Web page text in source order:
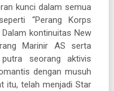
kunci dalam semua
“Perang Korps
Dalam kontinuitas New
Marinir AS serta
seorang aktivis
dengan musuh
itu, telah menjadi Star